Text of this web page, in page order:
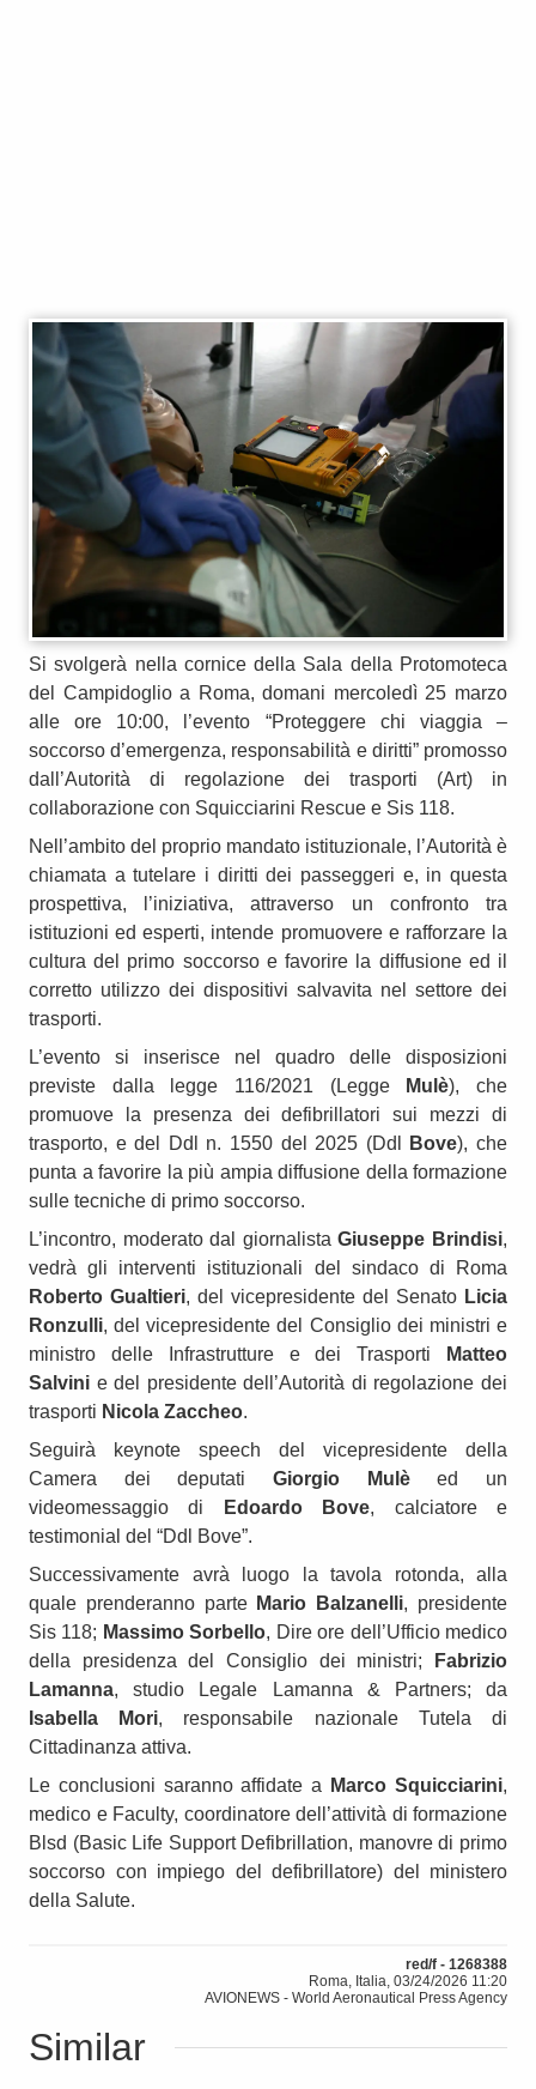
Si svolgerà nella cornice della Sala della Protomoteca
del Campidoglio a Roma, domani mercoledì 25 marzo
alle ore 10:00, l’evento “Proteggere chi viaggia –
soccorso d’emergenza, responsabilità e diritti” promosso
dall’Autorità di regolazione dei trasporti (Art) in
collaborazione con Squicciarini Rescue e Sis 118.
Nell’ambito del proprio mandato istituzionale, l’Autorità è
chiamata a tutelare i diritti dei passeggeri e, in questa
prospettiva, l’iniziativa, attraverso un confronto tra
istituzioni ed esperti, intende promuovere e rafforzare la
cultura del primo soccorso e favorire la diffusione ed il
corretto utilizzo dei dispositivi salvavita nel settore dei
trasporti.
L’evento si inserisce nel quadro delle disposizioni
previste dalla legge 116/2021 (Legge
Mulè), che
promuove la presenza dei defibrillatori sui mezzi di
trasporto, e del Ddl n. 1550 del 2025 (Ddl
Bove), che
punta a favorire la più ampia diffusione della formazione
sulle tecniche di primo soccorso.
L’incontro, moderato dal giornalistaGiuseppe Brindisi,
vedrà gli interventi istituzionali del sindaco di Roma
Roberto Gualtieri, del vicepresidente del Senato Licia
Ronzulli, del vicepresidente del Consiglio dei ministri e
ministro delle Infrastrutture e dei Trasporti
Matteo
Salvini e del presidente dell’Autorità di regolazione dei
trasporti Nicola Zaccheo.
Seguirà keynote speech del vicepresidente della
Camera dei deputati Giorgio Mulèed un
videomessaggio di
Edoardo Bove, calciatore e
testimonial del “Ddl Bove”.
Successivamente avrà luogo la tavola rotonda, alla
quale prenderanno parte Mario Balzanelli, presidente
Sis 118; Massimo Sorbello, Dire ore dell’Ufficio medico
della presidenza del Consiglio dei ministri;
Fabrizio
Lamanna, studio Legale Lamanna & Partners; da
Isabella Mori, responsabile nazionale Tutela di
Cittadinanza attiva.
Le conclusioni saranno affidate a
Marco Squicciarini,
medico e Faculty, coordinatore dell’attività di formazione
Blsd (Basic Life Support Defibrillation, manovre di primo
soccorso con impiego del defibrillatore) del ministero
della Salute.
red/f - 1268388
Roma, Italia, 03/24/2026 11:20
AVIONEWS - World Aeronautical Press Agency
Similar